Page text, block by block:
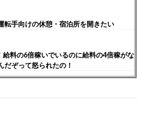
転手向けの休憩・宿泊所を開きたい
給料の6倍稼いでいるのに給料の4倍稼がな
だぞって怒られたの！